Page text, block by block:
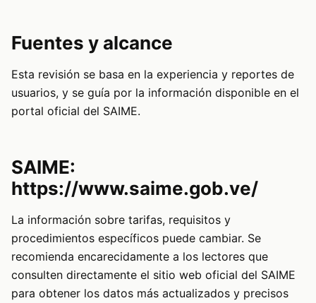
Fuentes y alcance
Esta revisión se basa en la experiencia y reportes de
usuarios, y se guía por la información disponible en el
portal oficial del SAIME.
SAIME:
https://www.saime.gob.ve/
La información sobre tarifas, requisitos y
procedimientos específicos puede cambiar. Se
recomienda encarecidamente a los lectores que
consulten directamente el sitio web oficial del SAIME
para obtener los datos más actualizados y precisos